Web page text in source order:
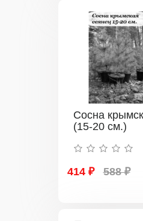
Сосна
(15-20 см.)
414 ₽ 588 ₽